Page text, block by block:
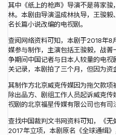
其中《纸上的枪声》导演不是蒋家
林。本剧由导演温成林执导，王骏
名长篇小说改编的电视剧。
查阅网络资料可知，本剧于2018年8
媒参与制作，主演包括王骏毅，战
争期间中国记者与日本人较量的电视
关记录，本剧拍了三个月，但因为资
其制作方北京威克传媒因为拖欠款项
除出品方、剧组工作人员起诉威克
视剧的北京福星传媒有限公司也有司
查找中国裁判文书网资料可知，《无
2017年立项，本剧原名《全球通缉